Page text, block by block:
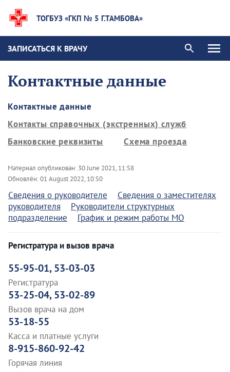
ТОГБУЗ «ГКП № 5 Г.ТАМБОВА»
ЗАПИСАТЬСЯ К ВРАЧУ
Контактные данные
Контактные данные
Контакты справочных (экстренных) служб
Банковские реквизиты
Схема проезда
Материал опубликован: 30 June 2021, 11:58
Обновлён:01 August 2022, 10:50
Сведения о руководителе
Сведения о заместителях
руководителя
Руководители структурных
подразделение
График и режим работы МО
Регистратура и вызов врача
55-95-01, 53-03-03
Регистратура
53-25-04, 53-02-89
Вызов врача на дом
53-18-55
Касса и платные услуги
8-915-860-92-42
Горячая линия